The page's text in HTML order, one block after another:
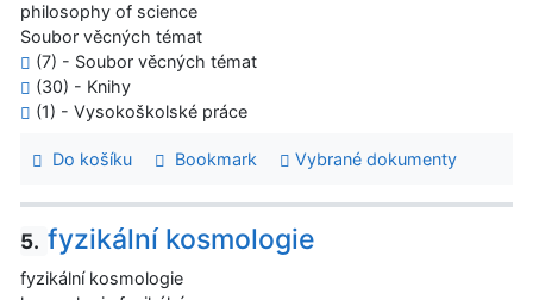
philosophy of science
Soubor věcných témat
(7) - Soubor věcných témat
(30) - Knihy
(1) - Vysokoškolské práce
Do košíku Bookmark Vybrané dokumenty
5. fyzikální kosmologie
fyzikální kosmologie